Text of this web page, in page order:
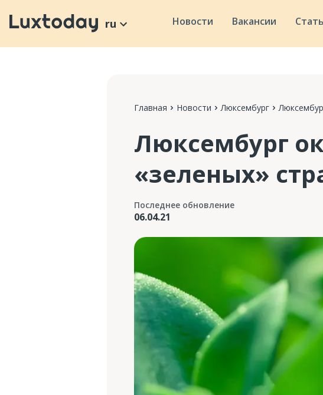
ru Новости Вакансии
Главная Новости Люксембург
Люксембург
«зеленых»
Последнее обновление
06.04.21